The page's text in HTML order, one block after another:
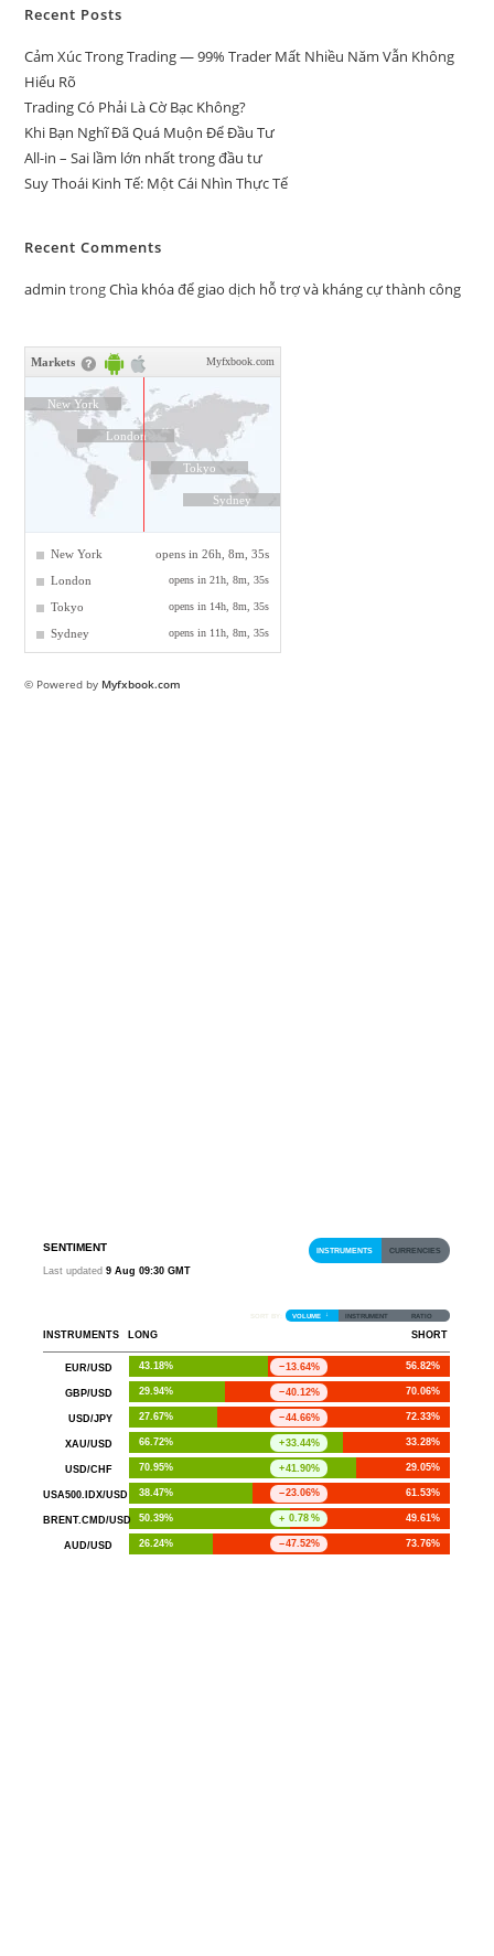
Recent Posts
Cảm Xúc Trong Trading — 99% Trader Mất Nhiều Năm Vẫn Không
Hiểu Rõ
Trading Có Phải Là Cờ Bạc Không?
Khi Bạn Nghĩ Đã Quá Muộn Để Đầu Tư
All-in – Sai lầm lớn nhất trong đầu tư
Suy Thoái Kinh Tế: Một Cái Nhìn Thực Tế
Recent Comments
admin trongChìa khóa để giao dịch hỗ trợ và kháng cự thành công
© Powered by Myfxbook.com